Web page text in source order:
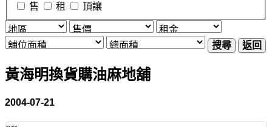
售 租 頂讓
搜尋 返回
黃海明換貨購油麻地舖
2004-07-21